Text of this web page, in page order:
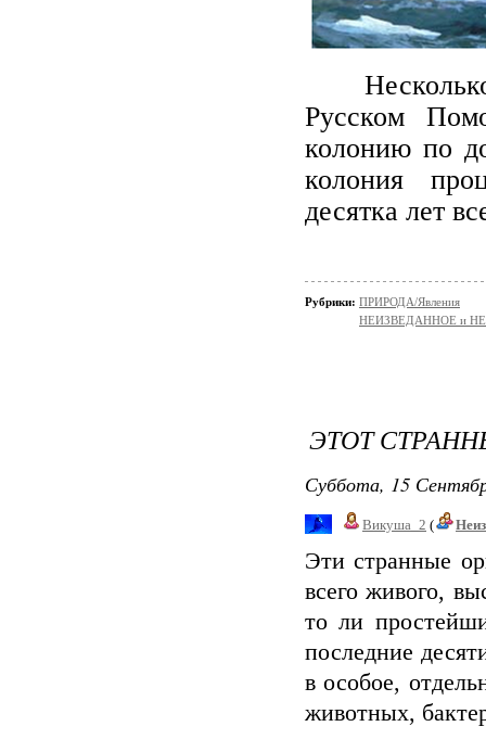
Несколько
Русском
колонию по
колония
десятка лет
Рубрики: ПРИРОДА/Явления
НЕИЗВЕДАННОЕ и
ЭТОТ
Суббота, 15
Викуша_2 (
Эти странные
всего живого,
то ли
последние
в особое,
животных,